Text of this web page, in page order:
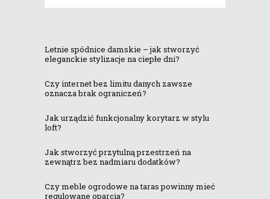
Letnie spódnice damskie – jak stworzyć
eleganckie stylizacje na ciepłe dni?
Czy internet bez limitu danych zawsze
oznacza brak ograniczeń?
Jak urządzić funkcjonalny korytarz w stylu
loft?
Jak stworzyć przytulną przestrzeń na
zewnątrz bez nadmiaru dodatków?
Czy meble ogrodowe na taras powinny mieć
regulowane oparcia?